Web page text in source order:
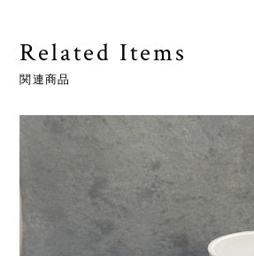
Related Items
関連商品